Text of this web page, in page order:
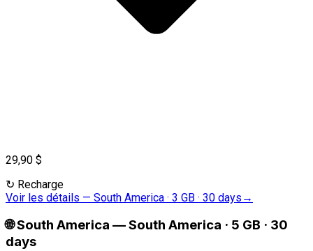
29,90 $
↻ Recharge
Voir les détails — South America · 3 GB · 30 days →
🌐South America —South America · 5 GB · 30
days